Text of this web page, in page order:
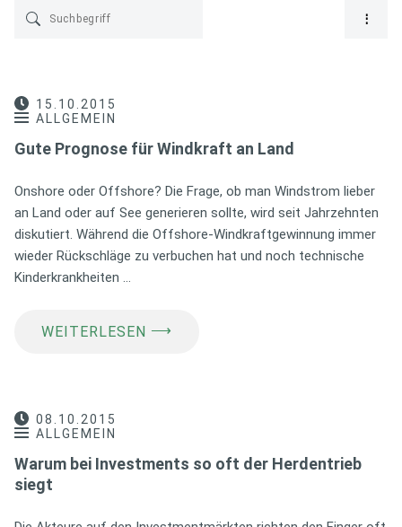
15.10.2015
ALLGEMEIN
Gute Prognose für Windkraft an Land
Onshore oder Offshore? Die Frage, ob man Windstrom lieber
an Land oder auf See generieren sollte, wird seit Jahrzehnten
diskutiert. Während die Offshore-Windkraftgewinnung immer
wieder Rückschläge zu verbuchen hat und noch technische
Kinderkrankheiten …
WEITERLESEN ⟶
08.10.2015
ALLGEMEIN
Warum bei Investments so oft der Herdentrieb
siegt